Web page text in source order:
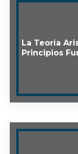
La Teoría
Principios